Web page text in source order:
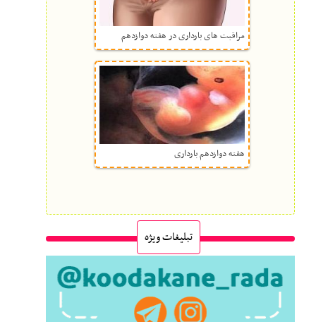
مراقبت های بارداری در هفته دوازدهم
هفته دوازدهم بارداری
تبلیغات ویژه